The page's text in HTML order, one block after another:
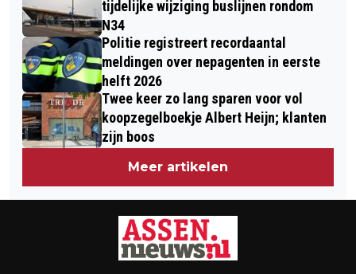
tijdelijke wijziging buslijnen rondom
N34
Politie registreert recordaantal
meldingen over nepagenten in eerste
helft 2026
Twee keer zo lang sparen voor vol
koopzegelboekje Albert Heijn; klanten
zijn boos
Meer artikelen